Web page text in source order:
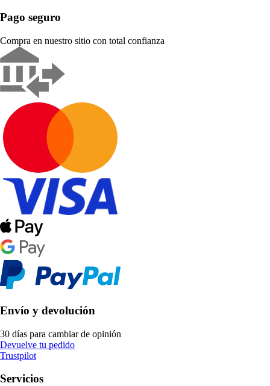
Pago seguro
Compra en nuestro sitio con total confianza
Envío y devolución
30 días para cambiar de opinión
Devuelve tu pedido
Trustpilot
Servicios